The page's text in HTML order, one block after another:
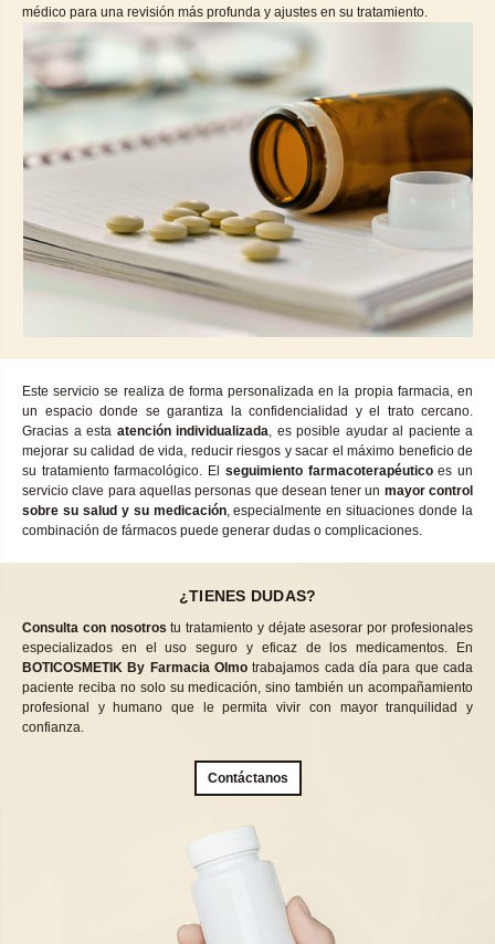
médico para una revisión más profunda y ajustes en su tratamiento.
Este servicio se realiza de forma personalizada en la propia farmacia, en
un espacio donde se garantiza la confidencialidad y el trato cercano.
Gracias a esta atención individualizada, es posible ayudar al paciente a
mejorar su calidad de vida, reducir riesgos y sacar el máximo beneficio de
su tratamiento farmacológico. El seguimiento farmacoterapéuticoes un
servicio clave para aquellas personas que desean tener un mayor control
sobre su salud y su medicación, especialmente en situaciones donde la
combinación de fármacos puede generar dudas o complicaciones.
¿TIENES DUDAS?
Consulta con nosotros tu tratamiento y déjate asesorar por profesionales
especializados en el uso seguro y eficaz de los medicamentos. En
BOTICOSMETIK By Farmacia Olmo trabajamos cada día para que cada
paciente reciba no solo su medicación, sino también un acompañamiento
profesional y humano que le permita vivir con mayor tranquilidad y
confianza.
Contáctanos